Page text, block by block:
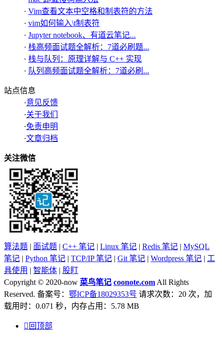
· Vim查看文本中空格和制表符的方法
· vim如何输入\t制表符
· Jupyter notebook、有道云笔记...
· 栈高频面试题全解析：7道必刷题...
· 栈与队列：原理详解与 C++ 实现
· 队列高频面试题全解析：7道必刷...
站点信息
·意见反馈
·关于我们
·免责申明
·文章归档
关注微信
算法题 | 面试题 | C++ 笔记 | Linux 笔记 | Redis 笔记 | MySQL
笔记 | Python 笔记 | TCP/IP 笔记 | Git 笔记 | Wordpress 笔记 | 工
具使用 | 智能体 | 股盯
Copyright © 2020-now 菜鸟笔记 coonote.com All Rights
Reserved. 备案号： 鄂ICP备18029353号 请求次数：20 次，加
载用时：0.071 秒，内存占用：5.78 MB
 回顶部